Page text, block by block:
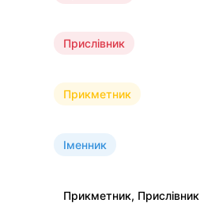
Прислівник
Прикметник
Іменник
Прикметник, Прислівник